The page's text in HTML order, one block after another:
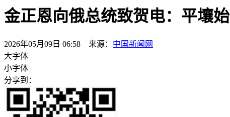
金正恩向俄总统致贺电：平壤
2026年05月09日 06:58 来源： 中国新闻网
大字体
小字体
分享到：